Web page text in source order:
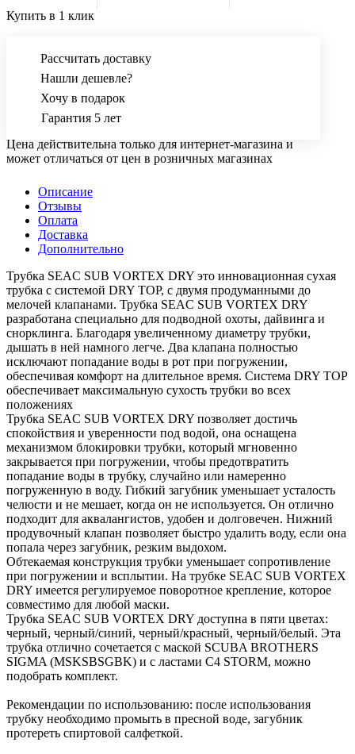
Купить в 1 клик
Рассчитать доставку
Нашли дешевле?
Хочу в подарок
Гарантия 5 лет
Цена действительна только для интернет-магазина и
может отличаться от цен в розничных магазинах
Описание
Отзывы
Оплата
Доставка
Дополнительно
Трубка SEAC SUB VORTEX DRY это инновационная сухая
трубка с системой DRY TOP, с двумя продуманными до
мелочей клапанами. Трубка SEAC SUB VORTEX DRY
разработана специально для подводной охоты, дайвинга и
снорклинга. Благодаря увеличенному диаметру трубки,
дышать в ней намного легче. Два клапана полностью
исключают попадание воды в рот при погружении,
обеспечивая комфорт на длительное время. Система DRY TOP
обеспечивает максимальную сухость трубки во всех
положениях
Трубка SEAC SUB VORTEX DRY позволяет достичь
спокойствия и уверенности под водой, она оснащена
механизмом блокировки трубки, который мгновенно
закрывается при погружении, чтобы предотвратить
попадание воды в трубку, случайно или намеренно
погруженную в воду. Гибкий загубник уменьшает усталость
челюсти и не мешает, когда он не используется. Он отлично
подходит для аквалангистов, удобен и долговечен. Нижний
продувочный клапан позволяет быстро удалить воду, если она
попала через загубник, резким выдохом.
Обтекаемая конструкция трубки уменьшает сопротивление
при погружении и всплытии. На трубке SEAC SUB VORTEX
DRY имеется регулируемое поворотное крепление, которое
совместимо для любой маски.
Трубка SEAC SUB VORTEX DRY доступна в пяти цветах:
черный, черный/синий, черный/красный, черный/белый. Эта
трубка отлично сочетается с маской SCUBA BROTHERS
SIGMA (MSKSBSGBK) и с ластами C4 STORM, можно
подобрать комплект.
Рекомендации по использованию: после использования
трубку необходимо промыть в пресной воде, загубник
протереть спиртовой салфеткой.